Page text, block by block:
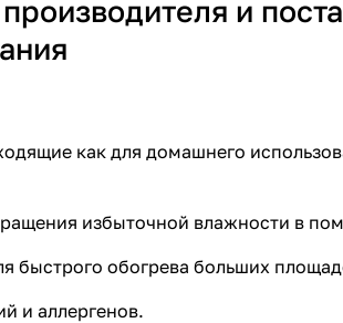
и
как для домашнего
избыточной влажности в
быстрого обогрева больших
и аллергенов.